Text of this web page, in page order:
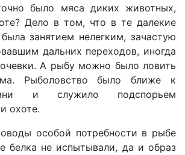
было мяса диких животных,
Дело в том, что в те далекие
занятием нелегким, зачастую
дальних переходов, иногда
А рыбу можно было ловить
Рыболовство было ближе к
и служило подспорьем
охоте.
особой потребности в рыбе
белка не испытывали, да и образ